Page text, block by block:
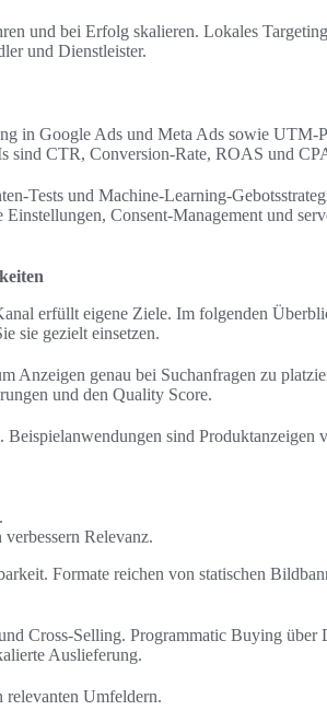
und bei Erfolg skalieren. Lokales
und Dienstleister.
in Google Ads und Meta Ads sowie UTM-
sind CTR, Conversion-Rate, ROAS und
Tests und Machine-Learning-
Consent-Management und
erfüllt eigene Ziele. Im folgenden
sie gezielt einsetzen.
Anzeigen genau bei Suchanfragen zu
und den Quality Score.
Beispielanwendungen sind Produktanzeigen
Relevanz.
Formate reichen von statischen
Cross-Selling. Programmatic Buying über
Auslieferung.
Umfeldern.